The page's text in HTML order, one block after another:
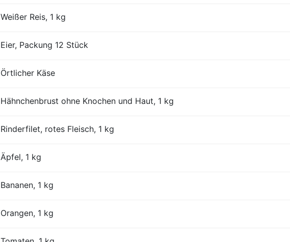
Weißer Reis, 1 kg
Eier, Packung 12 Stück
Örtlicher Käse
Hähnchenbrust ohne Knochen und Haut, 1 kg
Rinderfilet, rotes Fleisch, 1 kg
Äpfel, 1 kg
Bananen, 1 kg
Orangen, 1 kg